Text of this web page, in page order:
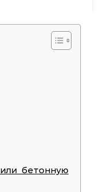
бетонную